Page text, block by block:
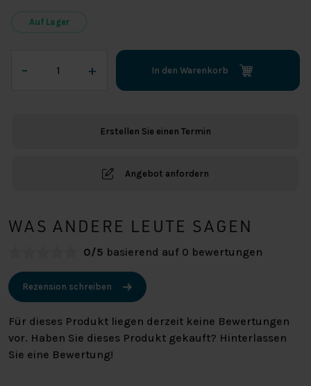
Auf Lager
–
5000
+ In den Warenkorb
Erstellen Sie einen Termin
Angebot anfordern
WAS ANDERE LEUTE SAGEN
0/5 basierend auf 0 bewertungen
Rezension schreiben
Für dieses Produkt liegen derzeit keine Bewertungen
vor. Haben Sie dieses Produkt gekauft? Hinterlassen
Sie eine Bewertung!